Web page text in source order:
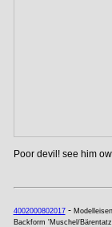
Poor devil! see him
4002000802017-
Backform 'Muschel/